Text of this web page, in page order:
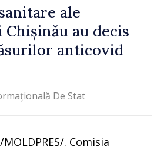
ale
au decis
anticovid
De Stat
. Comisia